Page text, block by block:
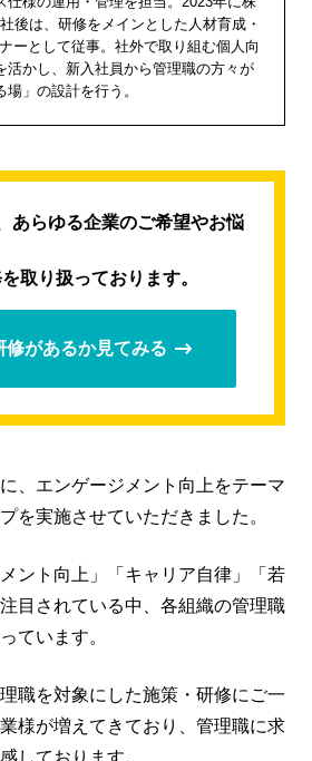
後は、研修をメインとした人材育成・
ーとして従事。社外で取り組む個人向
活かし、新入社員から管理職の方々が
場」の設計を行う。
あらゆる企業のご希望やお悩
取り扱っております。
修があるか見てみる
、エンゲージメント向上をテーマ
を実施させていただきました。
ント向上」「キャリア自律」「若
目されている中、各組織の管理職
ています。
職を対象にした施策・研修にご一
様が増えてきており、管理職に求
しております。